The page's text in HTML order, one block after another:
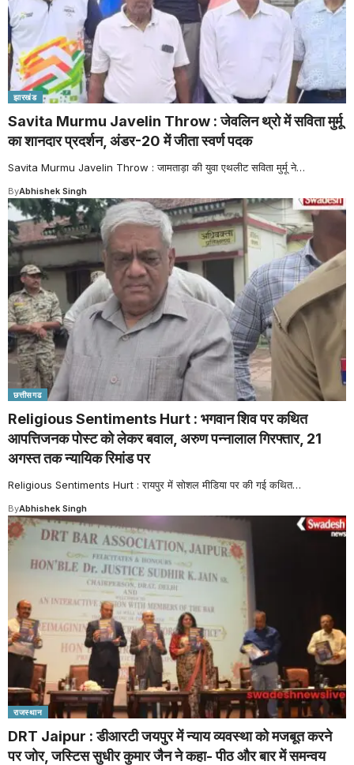
झारखंड
Savita Murmu Javelin Throw : जेवलिन थ्रो में सविता मुर्मू
का शानदार प्रदर्शन, अंडर-20 में जीता स्वर्ण पदक
Savita Murmu Javelin Throw : जामताड़ा की युवा एथलीट सविता मुर्मू ने…
ByAbhishek Singh
छत्तीसगढ
Religious Sentiments Hurt : भगवान शिव पर कथित
आपत्तिजनक पोस्ट को लेकर बवाल, अरुण पन्नालाल गिरफ्तार, 21
अगस्त तक न्यायिक रिमांड पर
Religious Sentiments Hurt : रायपुर में सोशल मीडिया पर की गई कथित…
ByAbhishek Singh
राजस्थान
DRT Jaipur : डीआरटी जयपुर में न्याय व्यवस्था को मजबूत करने
पर जोर, जस्टिस सुधीर कुमार जैन ने कहा- पीठ और बार में समन्वय